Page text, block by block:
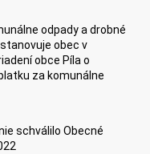
odpady a drobné
obec v
obce Píla o
za komunálne
schválilo Obecné